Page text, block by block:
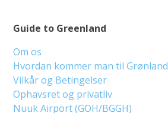
Guide to Greenland
Om os
Hvordan kommer man til Grønland
Vilkår og Betingelser
Ophavsret og privatliv
Nuuk Airport (GOH/BGGH)